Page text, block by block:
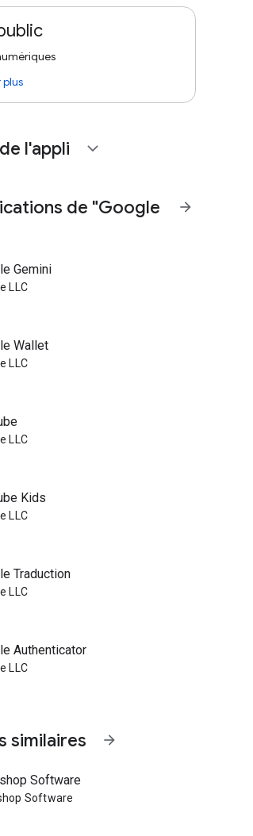
plus
l'appli expand_more
de "Google
arrow_forward
Gemini
LLC
Wallet
LLC
LLC
Kids
LLC
Traduction
LLC
Authenticator
LLC
similaires arrow_forward
Software
Software